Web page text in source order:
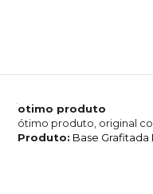
otimo produto
ótimo produto, original
Produto: Base Grafitada